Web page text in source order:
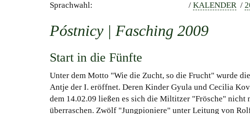
Sprachwahl: / KALENDER/
Póstnicy | Fasching 2009
Start in die Fünfte
Unter dem Motto "Wie die Zucht, so die Frucht" wurde
Antje der I. eröffnet. Deren Kinder Gyula und Cecilia
dem 14.02.09 ließen es sich die Miltitzer "Frösche" nicht
überraschen. Zwölf "Jungpioniere" unter Leitung von